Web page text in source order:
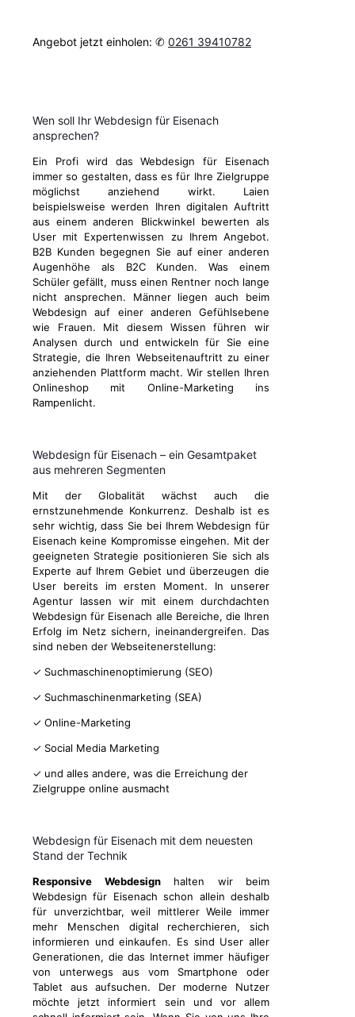
Angebot jetzt einholen: ✆ 0261 39410782
Wen soll Ihr Webdesign für Eisenach
ansprechen?
Ein Profi wird das Webdesign für Eisenach
immer so gestalten, dass es für Ihre Zielgruppe
möglichst anziehend wirkt. Laien
beispielsweise werden Ihren digitalen Auftritt
aus einem anderen Blickwinkel bewerten als
User mit Expertenwissen zu Ihrem Angebot.
B2B Kunden begegnen Sie auf einer anderen
Augenhöhe als B2C Kunden. Was einem
Schüler gefällt, muss einen Rentner noch lange
nicht ansprechen. Männer liegen auch beim
Webdesign auf einer anderen Gefühlsebene
wie Frauen. Mit diesem Wissen führen wir
Analysen durch und entwickeln für Sie eine
Strategie, die Ihren Webseitenauftritt zu einer
anziehenden Plattform macht. Wir stellen Ihren
Onlineshop mit Online-Marketing ins
Rampenlicht.
Webdesign für Eisenach – ein Gesamtpaket
aus mehreren Segmenten
Mit der Globalität wächst auch die
ernstzunehmende Konkurrenz. Deshalb ist es
sehr wichtig, dass Sie bei Ihrem Webdesign für
Eisenach keine Kompromisse eingehen. Mit der
geeigneten Strategie positionieren Sie sich als
Experte auf Ihrem Gebiet und überzeugen die
User bereits im ersten Moment. In unserer
Agentur lassen wir mit einem durchdachten
Webdesign für Eisenach alle Bereiche, die Ihren
Erfolg im Netz sichern, ineinandergreifen. Das
sind neben der Webseitenerstellung:
✓ Suchmaschinenoptimierung (SEO)
✓ Suchmaschinenmarketing (SEA)
✓ Online-Marketing
✓ Social Media Marketing
✓ und alles andere, was die Erreichung der
Zielgruppe online ausmacht
Webdesign für Eisenach mit dem neuesten
Stand der Technik
Responsive Webdesignhalten wir beim
Webdesign für Eisenach schon allein deshalb
für unverzichtbar, weil mittlerer Weile immer
mehr Menschen digital recherchieren, sich
informieren und einkaufen. Es sind User aller
Generationen, die das Internet immer häufiger
von unterwegs aus vom Smartphone oder
Tablet aus aufsuchen. Der moderne Nutzer
möchte jetzt informiert sein und vor allem